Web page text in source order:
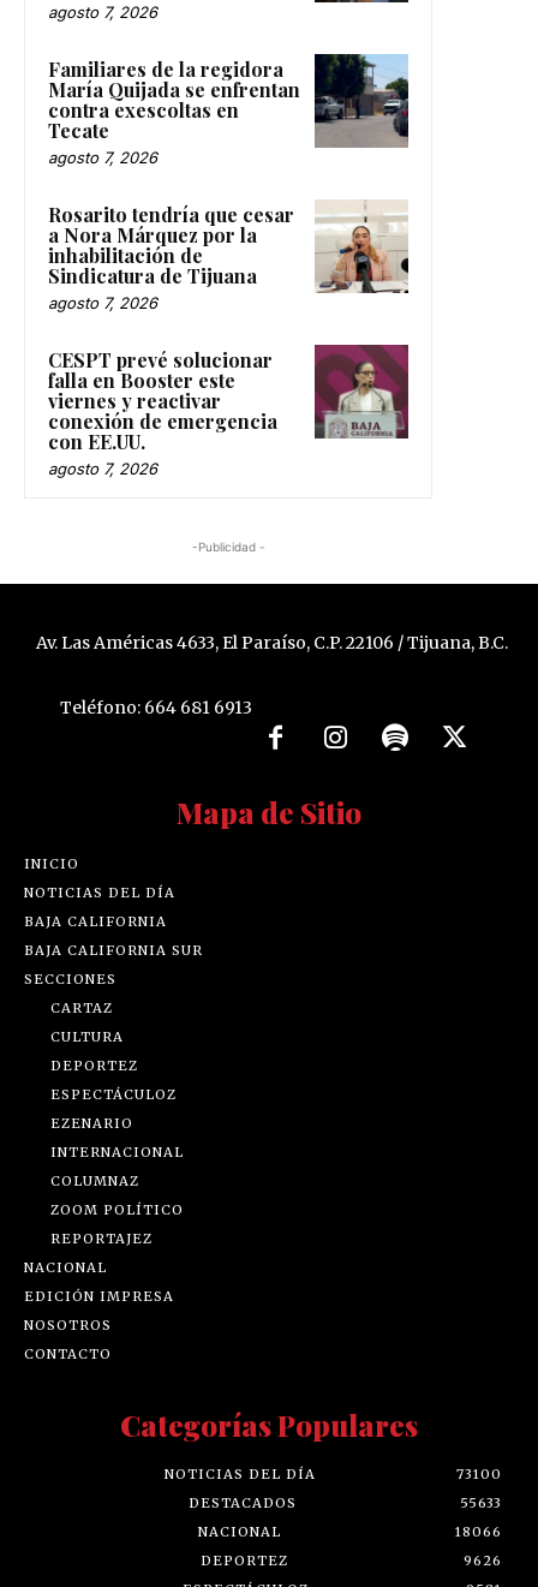
agosto 7, 2026
Familiares de la regidora
María Quijada se enfrentan
contra exescoltas en
Tecate
agosto 7, 2026
Rosarito tendría que cesar
a Nora Márquez por la
inhabilitación de
Sindicatura de Tijuana
agosto 7, 2026
CESPT prevé solucionar
falla en Booster este
viernes y reactivar
conexión de emergencia
con EE.UU.
agosto 7, 2026
-Publicidad -
Av. Las Américas 4633, El Paraíso, C.P. 22106 / Tijuana, B.C.
Teléfono: 664 681 6913
Mapa de Sitio
INICIO
NOTICIAS DEL DÍA
BAJA CALIFORNIA
BAJA CALIFORNIA SUR
SECCIONES
CARTAZ
CULTURA
DEPORTEZ
ESPECTÁCULOZ
EZENARIO
INTERNACIONAL
COLUMNAZ
ZOOM POLÍTICO
REPORTAJEZ
NACIONAL
EDICIÓN IMPRESA
NOSOTROS
CONTACTO
Categorías Populares
NOTICIAS DEL DÍA
73100
DESTACADOS
55633
NACIONAL
18066
DEPORTEZ
9626